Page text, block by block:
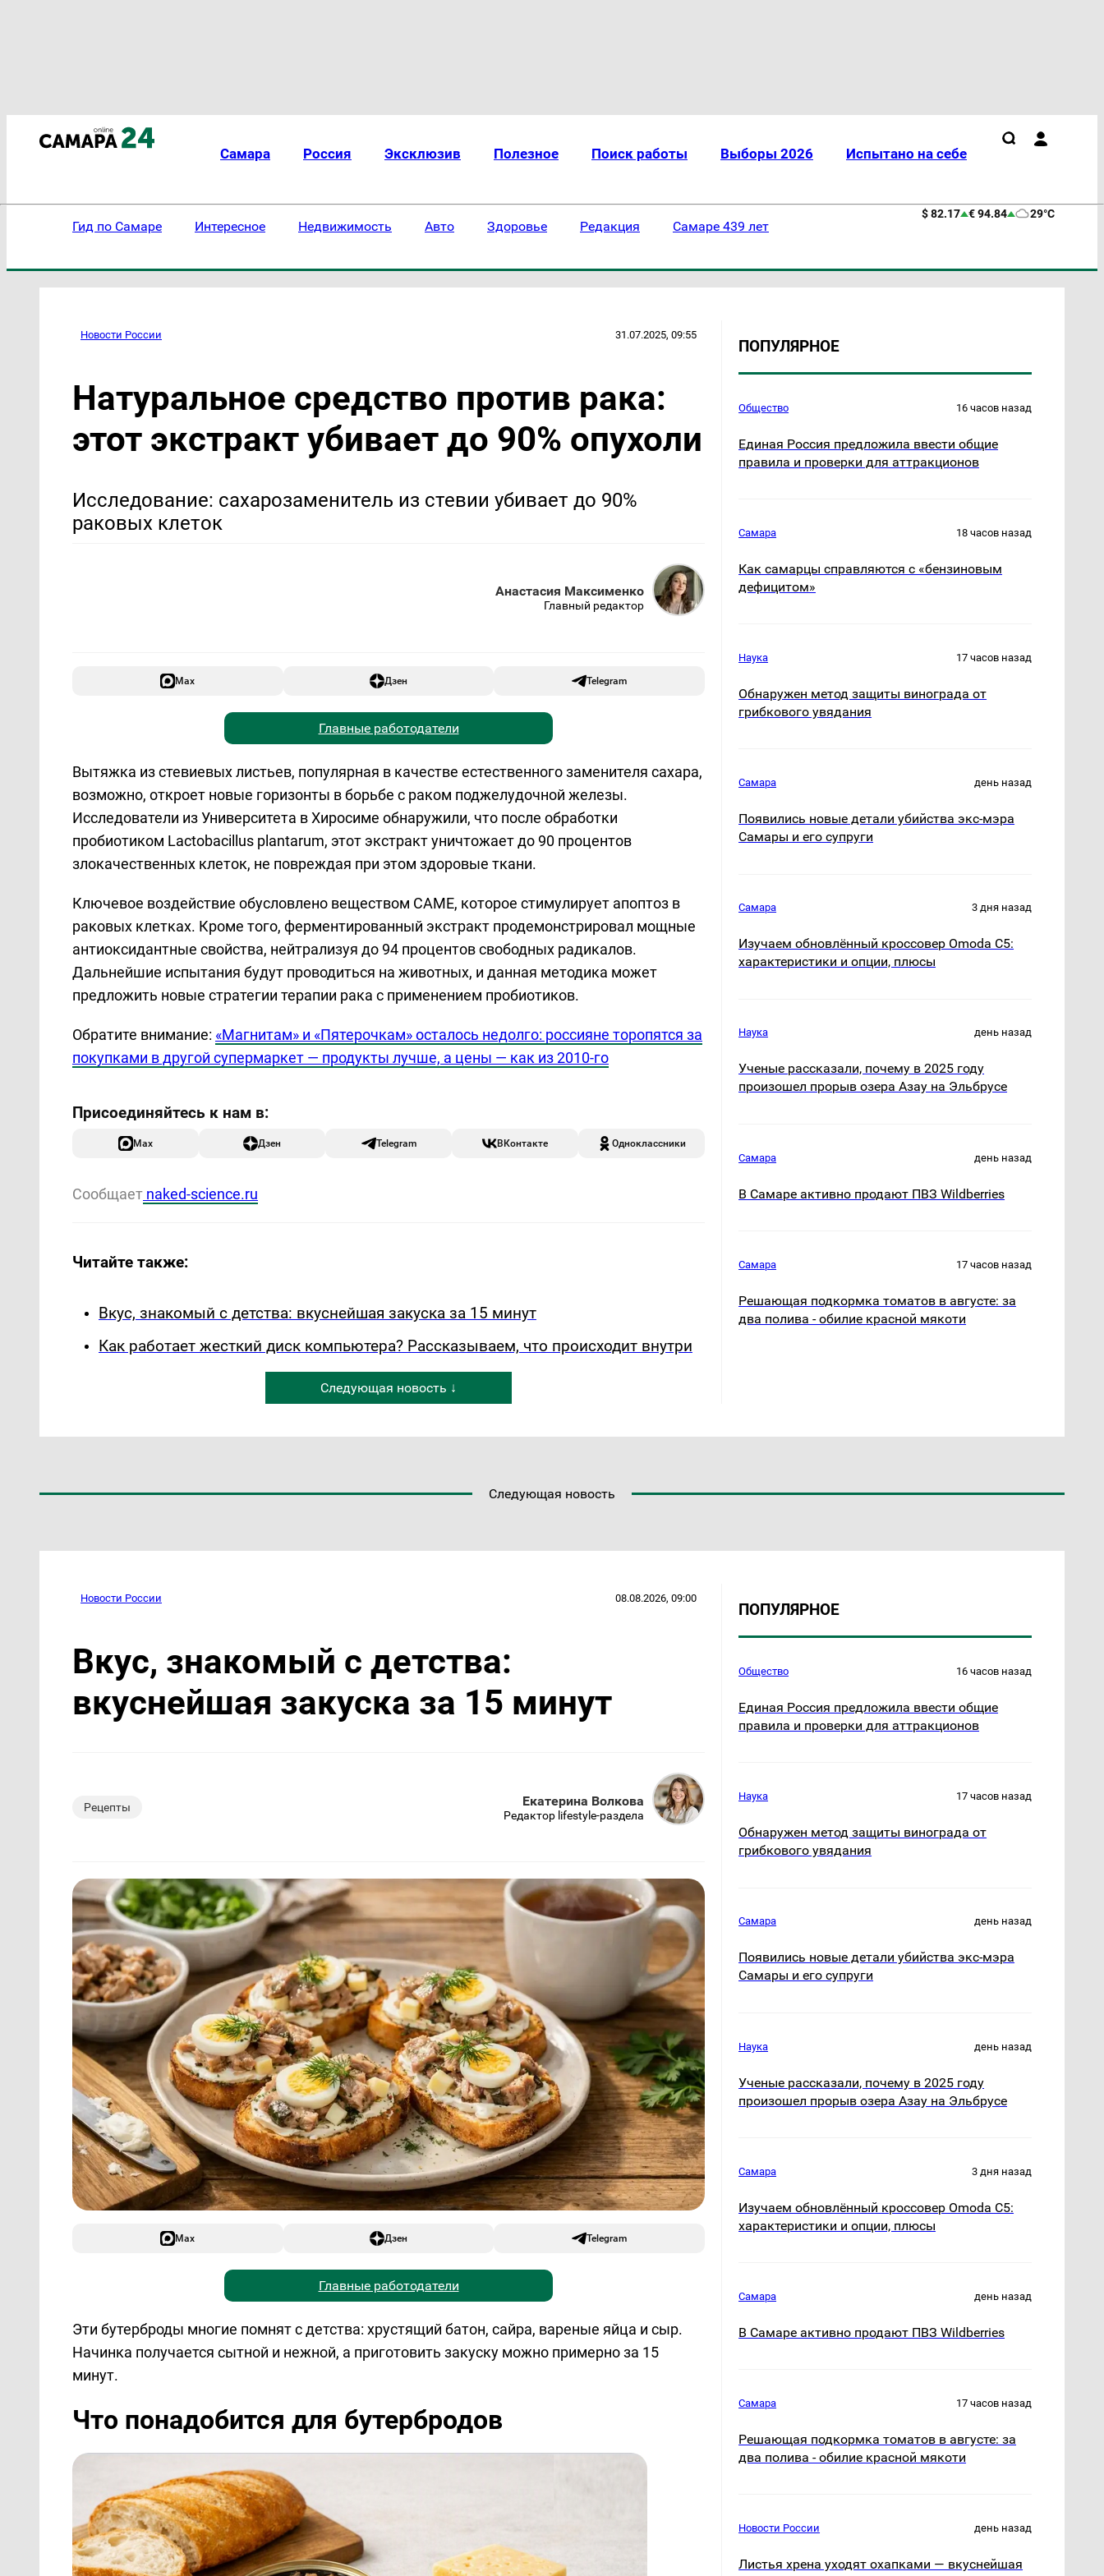
Самара Россия Эксклюзив Полезное Поиск работы Выборы 2026 Испытано на себе
Гид по Самаре Интересное Недвижимость Авто Здоровье Редакция Самаре 439 лет
$ 82.17 € 94.84 29°C
Новости России 31.07.2025, 09:55
Натуральное средство против рака:
этот экстракт убивает до 90% опухоли
Исследование: сахарозаменитель из стевии убивает до 90%
раковых клеток
Анастасия Максименко
Главный редактор
Max Дзен Telegram
Главные работодатели
Вытяжка из стевиевых листьев, популярная в качестве естественного заменителя сахара,
возможно, откроет новые горизонты в борьбе с раком поджелудочной железы.
Исследователи из Университета в Хиросиме обнаружили, что после обработки
пробиотиком Lactobacillus plantarum, этот экстракт уничтожает до 90 процентов
злокачественных клеток, не повреждая при этом здоровые ткани.
Ключевое воздействие обусловлено веществом CAME, которое стимулирует апоптоз в
раковых клетках. Кроме того, ферментированный экстракт продемонстрировал мощные
антиоксидантные свойства, нейтрализуя до 94 процентов свободных радикалов.
Дальнейшие испытания будут проводиться на животных, и данная методика может
предложить новые стратегии терапии рака с применением пробиотиков.
Обратите внимание: «Магнитам» и «Пятерочкам» осталось недолго: россияне торопятся за
покупками в другой супермаркет — продукты лучше, а цены — как из 2010-го
Max Дзен Telegram ВКонтакте Одноклассники
Сообщает naked-science.ru
Читайте также:
Вкус, знакомый с детства: вкуснейшая закуска за 15 минут
Как работает жесткий диск компьютера? Рассказываем, что происходит внутри
Следующая новость ↓
ПОПУЛЯРНОЕ
Общество 16 часов назад
Единая Россия предложила ввести общие
правила и проверки для аттракционов
Самара 18 часов назад
Как самарцы справляются с «бензиновым
дефицитом»
Наука 17 часов назад
Обнаружен метод защиты винограда от
грибкового увядания
Самара день назад
Появились новые детали убийства экс-мэра
Самары и его супруги
Самара 3 дня назад
Изучаем обновлённый кроссовер Omoda C5:
характеристики и опции, плюсы
Наука день назад
Ученые рассказали, почему в 2025 году
произошел прорыв озера Азау на Эльбрусе
Самара день назад
В Самаре активно продают ПВЗ Wildberries
Самара 17 часов назад
Решающая подкормка томатов в августе: за
два полива - обилие красной мякоти
Следующая новость
Новости России 08.08.2026, 09:00
Вкус, знакомый с детства:
вкуснейшая закуска за 15 минут
Рецепты Екатерина Волкова
Редактор lifestyle-раздела
Max Дзен Telegram
Главные работодатели
Эти бутерброды многие помнят с детства: хрустящий батон, сайра, вареные яйца и сыр.
Начинка получается сытной и нежной, а приготовить закуску можно примерно за 15
минут.
Что понадобится для бутербродов
ПОПУЛЯРНОЕ
Общество 16 часов назад
Единая Россия предложила ввести общие
правила и проверки для аттракционов
Наука 17 часов назад
Обнаружен метод защиты винограда от
грибкового увядания
Самара день назад
Появились новые детали убийства экс-мэра
Самары и его супруги
Наука день назад
Ученые рассказали, почему в 2025 году
произошел прорыв озера Азау на Эльбрусе
Самара 3 дня назад
Изучаем обновлённый кроссовер Omoda C5:
характеристики и опции, плюсы
Самара день назад
В Самаре активно продают ПВЗ Wildberries
Самара 17 часов назад
Решающая подкормка томатов в августе: за
два полива - обилие красной мякоти
Новости России день назад
Листья хрена уходят охапками — вкуснейшая